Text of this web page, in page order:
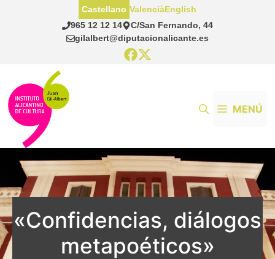
965 12 12 14
C/San Fernando, 44
gilalbert@diputacionalicante.es
Castellano ValenciàEnglish
MENÚ
«Confidencias, diálogos
metapoéticos»